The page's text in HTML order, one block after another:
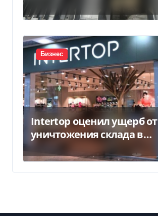
Бизнес
Intertop оценил ущерб от
уничтожения склада в